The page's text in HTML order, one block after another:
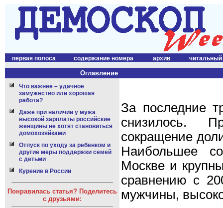
первая полоса содержание номера архив читальный
Оглавление
Что важнее – удачное
замужество или хорошая
работа?
Даже при наличии у мужа
высокой зарплаты российские
женщины не хотят становиться
домохозяйками
Отпуск по уходу за ребенком и
другие меры поддержки семей
с детьми
Курение в России
Понравилась статья? Поделитесь
с друзьями:
За последние
снизилось.
сокращение
Наибольшее
Москве и
сравнению с
мужчины,